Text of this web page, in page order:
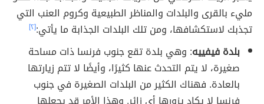
مليء بالقرى والبلدات والمناظر الطبيعية وكروم العنب التي
تجذبك لاستكشافها، ومن تلك البلدات الجذابة ما يأتي:[٢]
بلدة فيفييه: وهي بلدة تقع جنوب فرنسا ذات مساحة
صغيرة، لا يتم التحدث عنها كثيرًا، وأيضًا لا تتم زيارتها
بالعادة. فهناك الكثير من البلدات الصغيرة في جنوب